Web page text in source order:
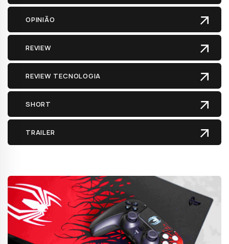
OPINIÃO
REVIEW
REVIEW TECNOLOGIA
SHORT
TRAILER